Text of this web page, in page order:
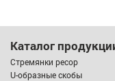
Каталог
Стремянки ресор
U-образные скобы